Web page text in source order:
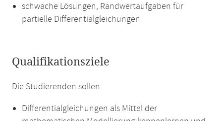
schwache Lösungen, Randwertaufgaben für
partielle Differentialgleichungen
Qualifikationsziele
Die Studierenden sollen
Differentialgleichungen als Mittel der